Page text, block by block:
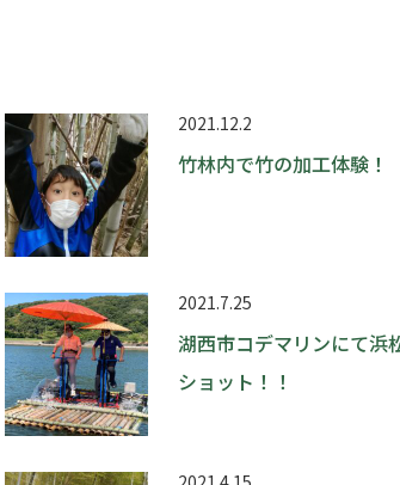
2021.12.2
竹林内で竹の加工体験！
2021.7.25
湖西市コデマリンにて浜
ショット！！